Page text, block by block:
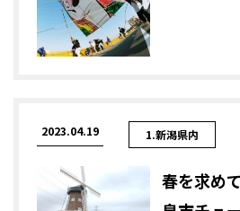
2023.04.19 1.新潟県内
春を求め